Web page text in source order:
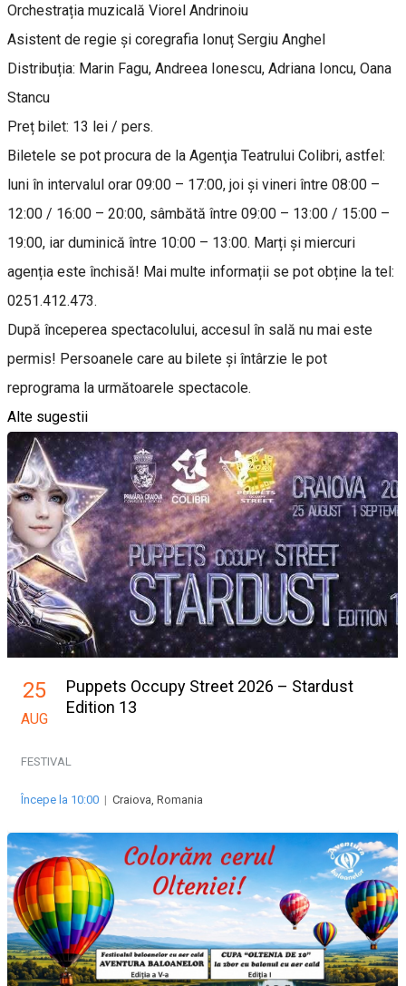
Orchestrația muzicală Viorel Andrinoiu
Asistent de regie și coregrafia Ionuț Sergiu Anghel
Distribuția: Marin Fagu, Andreea Ionescu, Adriana Ioncu, Oana
Stancu
Preț bilet: 13 lei / pers.
Biletele se pot procura de la Agenţia Teatrului Colibri, astfel:
luni în intervalul orar 09:00 – 17:00, joi și vineri între 08:00 –
12:00 / 16:00 – 20:00, sâmbătă între 09:00 – 13:00 / 15:00 –
19:00, iar duminică între 10:00 – 13:00. Marți și miercuri
agenția este închisă! Mai multe informații se pot obține la tel:
0251.412.473.
După începerea spectacolului, accesul în sală nu mai este
permis! Persoanele care au bilete și întârzie le pot
reprograma la următoarele spectacole.
Alte sugestii
25
AUG
Puppets Occupy Street 2026 – Stardust
Edition 13
FESTIVAL
Începe la 10:00 | Craiova, Romania